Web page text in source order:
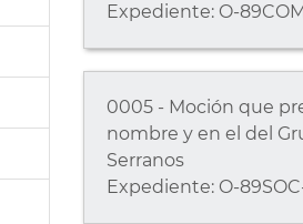
Expediente: O-
0005 - Moción que
nombre y en el del
Serranos
Expediente: O-